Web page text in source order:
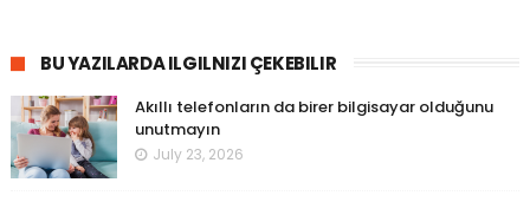
BU YAZILARDA ILGILNIZI ÇEKEBILIR
Akıllı telefonların da birer bilgisayar olduğunu
unutmayın
July 23, 2026